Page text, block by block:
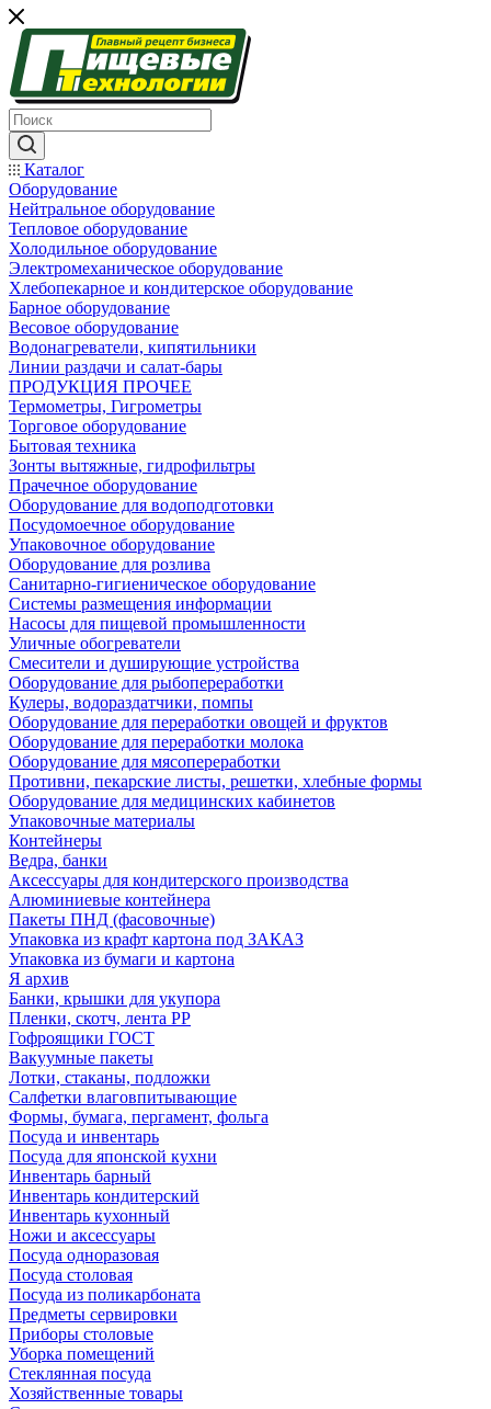
Каталог
Оборудование
Нейтральное оборудование
Тепловое оборудование
Холодильное оборудование
Электромеханическое оборудование
Хлебопекарное и кондитерское оборудование
Барное оборудование
Весовое оборудование
Водонагреватели, кипятильники
Линии раздачи и салат-бары
ПРОДУКЦИЯ ПРОЧЕЕ
Термометры, Гигрометры
Торговое оборудование
Бытовая техника
Зонты вытяжные, гидрофильтры
Прачечное оборудование
Оборудование для водоподготовки
Посудомоечное оборудование
Упаковочное оборудование
Оборудование для розлива
Санитарно-гигиеническое оборудование
Системы размещения информации
Насосы для пищевой промышленности
Уличные обогреватели
Смесители и душирующие устройства
Оборудование для рыбопереработки
Кулеры, водораздатчики, помпы
Оборудование для переработки овощей и фруктов
Оборудование для переработки молока
Оборудование для мясопереработки
Противни, пекарские листы, решетки, хлебные формы
Оборудование для медицинских кабинетов
Упаковочные материалы
Контейнеры
Ведра, банки
Аксессуары для кондитерского производства
Алюминиевые контейнера
Пакеты ПНД (фасовочные)
Упаковка из крафт картона под ЗАКАЗ
Упаковка из бумаги и картона
Я архив
Банки, крышки для укупора
Пленки, скотч, лента РР
Гофроящики ГОСТ
Вакуумные пакеты
Лотки, стаканы, подложки
Салфетки влаговпитывающие
Формы, бумага, пергамент, фольга
Посуда и инвентарь
Посуда для японской кухни
Инвентарь барный
Инвентарь кондитерский
Инвентарь кухонный
Ножи и аксессуары
Посуда одноразовая
Посуда столовая
Посуда из поликарбоната
Предметы сервировки
Приборы столовые
Уборка помещений
Стеклянная посуда
Хозяйственные товары